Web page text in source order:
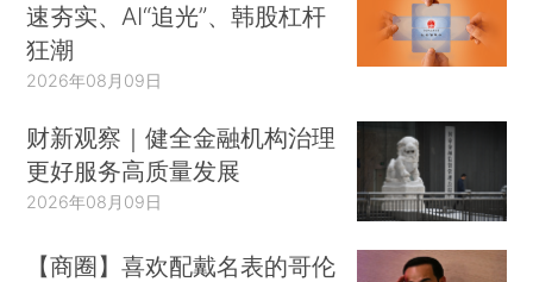
速夯实、AI“追光”、韩股杠杆
狂潮
2026年08月09日
财新观察｜健全金融机构治理
更好服务高质量发展
2026年08月09日
【商圈】喜欢配戴名表的哥伦